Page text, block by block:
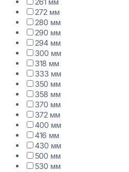
272 мм
280 мм
290 мм
294 мм
300 мм
318 мм
333 мм
350 мм
358 мм
370 мм
372 мм
400 мм
416 мм
430 мм
500 мм
530 мм